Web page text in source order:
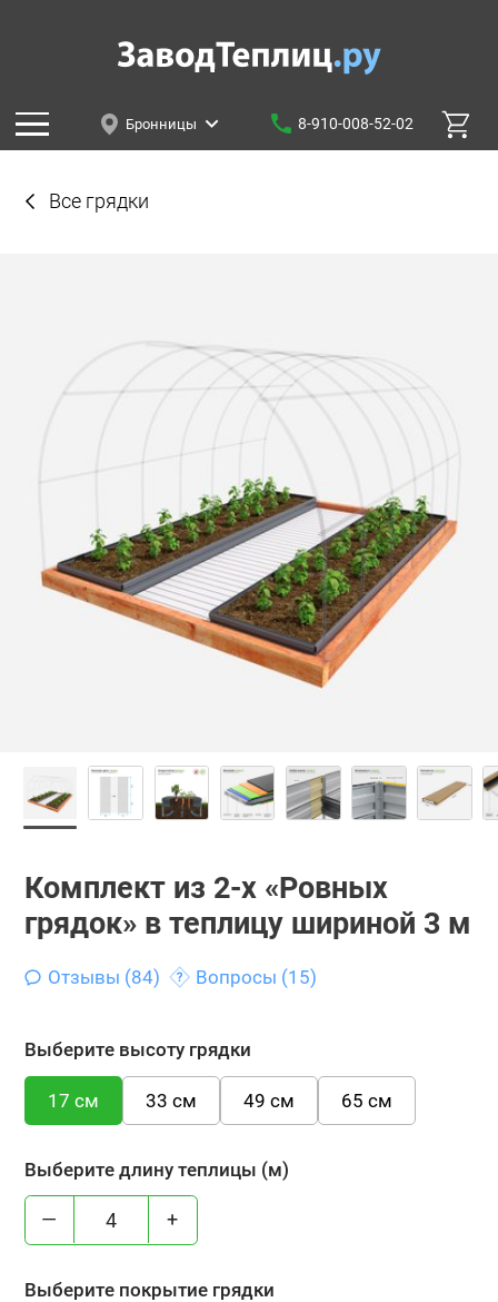
Бронницы 8-910-008-52-02
Все грядки
Комплект из 2-х «Ровных
грядок» в теплицу шириной 3 м
Отзывы (84) Вопросы (15)
Выберите высоту грядки
17 см 33 см 49 см 65 см
Выберите длину теплицы (м)
— +
Выберите покрытие грядки